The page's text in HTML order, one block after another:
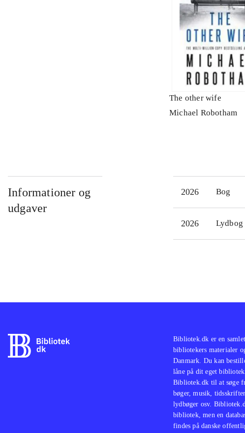
The other wife
Michael Robotham
Informationer og
udgaver
2026 Bog
2026
Bibliotek.dk er en
bibliotekers materialer
Danmark. Du kan
låne på dit eget
Bibliotek.dk til at søge
bøger, musik,
lydbøger osv.
bibliotek, men en
findes på danske